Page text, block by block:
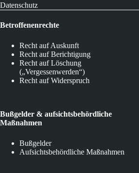
Datenschutz
Betroffenenrechte
Recht auf Auskunft
Recht auf Berichtigung
Recht auf Löschung
(„Vergessenwerden“)
Recht auf Widerspruch
Bußgelder & aufsichtsbehördliche
Maßnahmen
Bußgelder
Aufsichtsbehördliche Maßnahmen